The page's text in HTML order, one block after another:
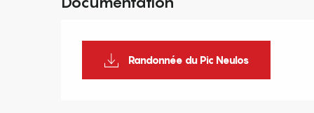
Randonnée du Pic Neulos